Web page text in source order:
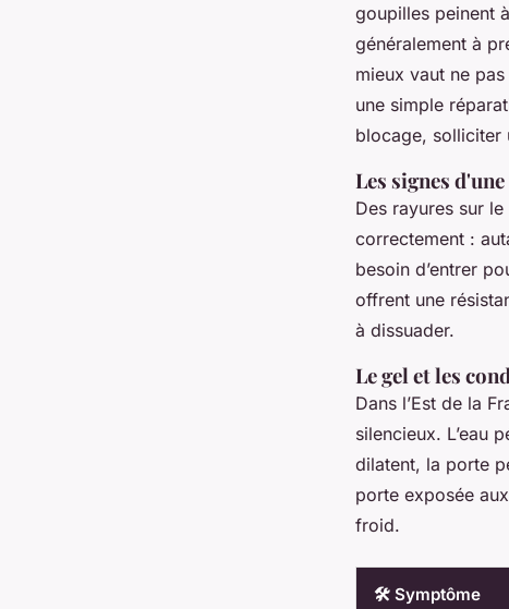
goupilles peinent
généralement à
mieux vaut ne
une simple
blocage, solliciter
Les signes
Des rayures sur
correctement :
besoin d’entrer
offrent une
à dissuader.
Le gel et les
Dans l’Est de la
silencieux. L’eau
dilatent, la porte
porte exposée
froid.
🛠️ Symptôme